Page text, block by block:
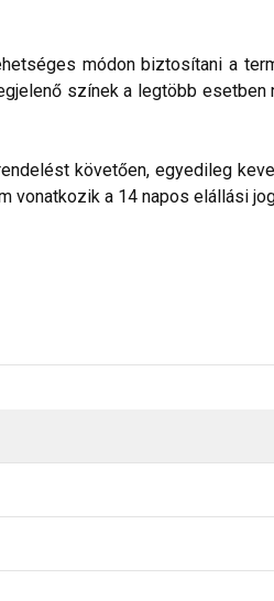
módon biztosítani a
színek a legtöbb esetben
követően, egyedileg
vonatkozik a 14 napos elállási